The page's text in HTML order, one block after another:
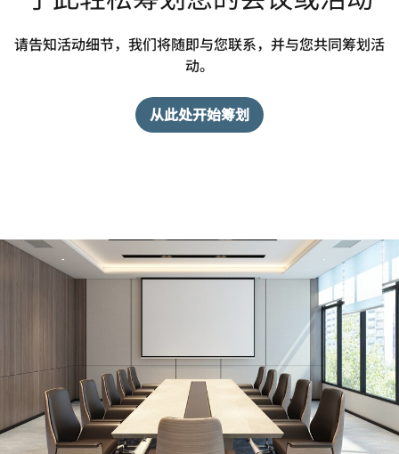
请告知活动细节，我们将随即与您联系，并与您共同筹划活
动。
从此处开始筹划